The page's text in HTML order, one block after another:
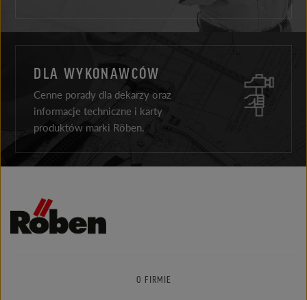
DLA WYKONAWCÓW
Cenne porady dla dekarzy oraz
informacje techniczne i karty
produktów marki Röben.
O FIRMIE